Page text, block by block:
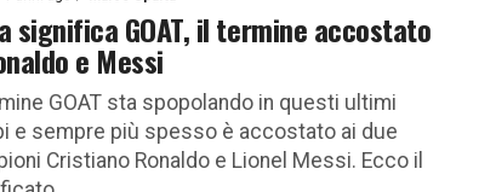
significa GOAT, il termine accostato
e Messi
GOAT sta spopolando in questi ultimi
e sempre più spesso è accostato ai due
Cristiano Ronaldo e Lionel Messi. Ecco il